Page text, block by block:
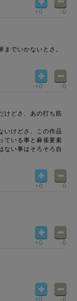
+0 -0
でいかないとさ。
+0 -0
けどさ、あの打ち筋
いけどさ、この作品
ている事と麻雀要素
ない事はそろそろ自
+0 -0
+0 -0
+0 -0